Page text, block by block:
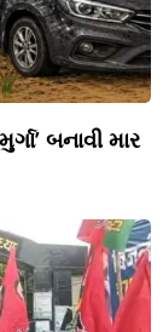
બનાવી માર